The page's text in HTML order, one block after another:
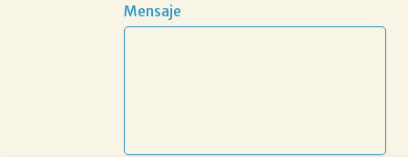
Mensaje